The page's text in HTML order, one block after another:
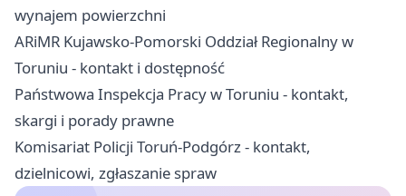
wynajem powierzchni
ARiMR Kujawsko-Pomorski Oddział Regionalny w
Toruniu - kontakt i dostępność
Państwowa Inspekcja Pracy w Toruniu - kontakt,
skargi i porady prawne
Komisariat Policji Toruń-Podgórz - kontakt,
dzielnicowi, zgłaszanie spraw